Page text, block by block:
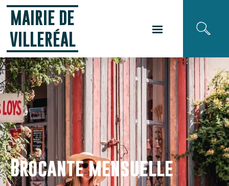
MAIRIE DE
VILLERÉAL
Brocante mensuelle
Panneau de gestion des cookies